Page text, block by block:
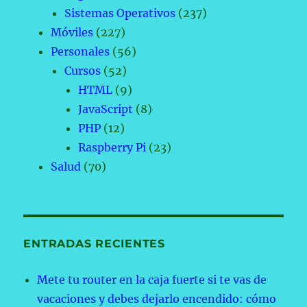
Sistemas Operativos (237)
Móviles (227)
Personales (56)
Cursos (52)
HTML (9)
JavaScript (8)
PHP (12)
Raspberry Pi (23)
Salud (70)
ENTRADAS RECIENTES
Mete tu router en la caja fuerte si te vas de
vacaciones y debes dejarlo encendido: cómo